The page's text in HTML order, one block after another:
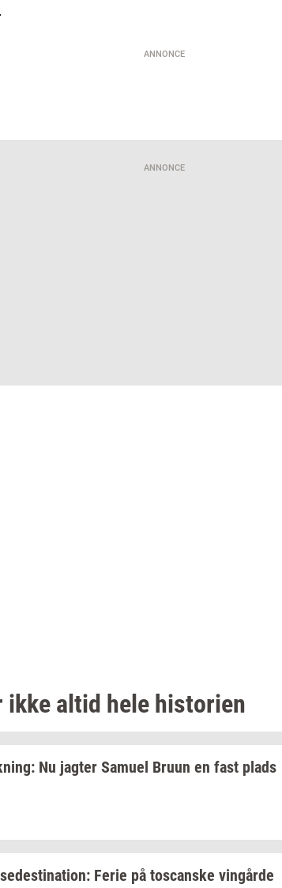
ANNONCE
ANNONCE
ikke altid hele hi­sto­ri­en
Nu jag­ter Samu­el Bruun en fast plads
Ferie på toscan­ske vin­går­de